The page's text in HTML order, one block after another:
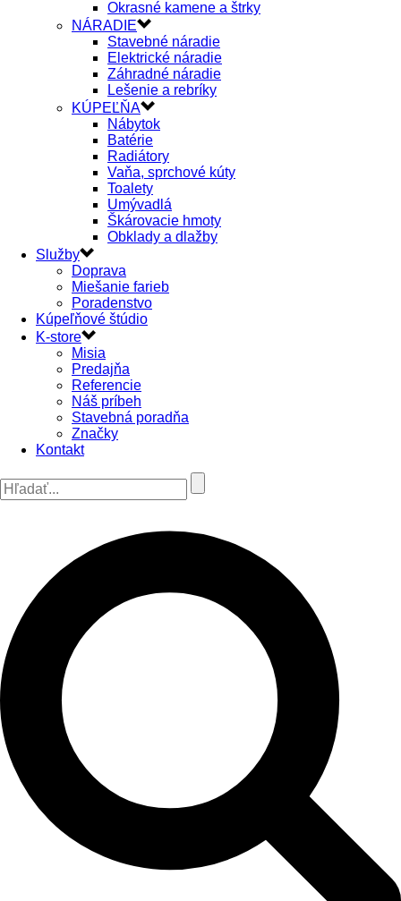
Okrasné kamene a štrky
NÁRADIE
Stavebné náradie
Elektrické náradie
Záhradné náradie
Lešenie a rebríky
KÚPEĽŇA
Nábytok
Batérie
Radiátory
Vaňa, sprchové kúty
Toalety
Umývadlá
Škárovacie hmoty
Obklady a dlažby
Služby
Doprava
Miešanie farieb
Poradenstvo
Kúpeľňové štúdio
K-store
Misia
Predajňa
Referencie
Náš príbeh
Stavebná poradňa
Značky
Kontakt